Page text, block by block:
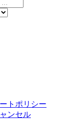
トポリシー
ンセル